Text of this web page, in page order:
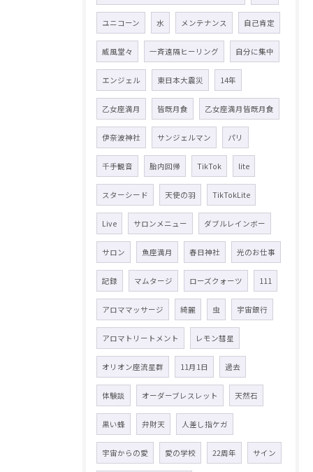
ユニコーン 水 メンテナンス 自己肯定
威風堂々 一斉遠隔ヒーリング 自分に集中
エンジェル 東日本大震災 14年
乙女座満月 皆既月食 乙女座満月皆既月食
伊奈波神社 サンジェルマン パリ
千手観音 胎内回帰 TikTok lite
スターシード 天使の羽 TikTokLite
Live サロンメニュー ダブルレインボー
サロン 魚座満月 春日神社 光のお仕事
記録 マムタージ ローズクォーツ 111
アロママッサージ 綺麗 虫 宇宙銀行
アロマトリートメント レモン彗星
オリオン座流星群 11月1日 過去
体験談 オーダーブレスレット 天然石
黒い蜂 弁財天 人差し指ケガ
宇宙からの愛 愛の学校 22周年 サイン